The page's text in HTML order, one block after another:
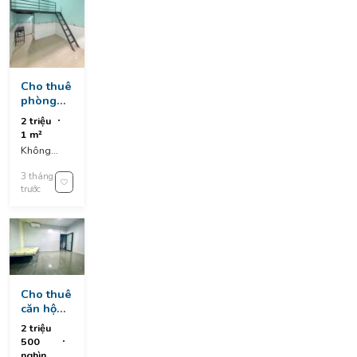
Cho thuê
phòng
trọ chỉ
2tr ngay
chợ hòa
khánh
2 triệu
1 m²
Không
chỉ
3 tháng
trước
Cho thuê
căn hộ
full nội
thất khu
phước lý
2 triệu
500